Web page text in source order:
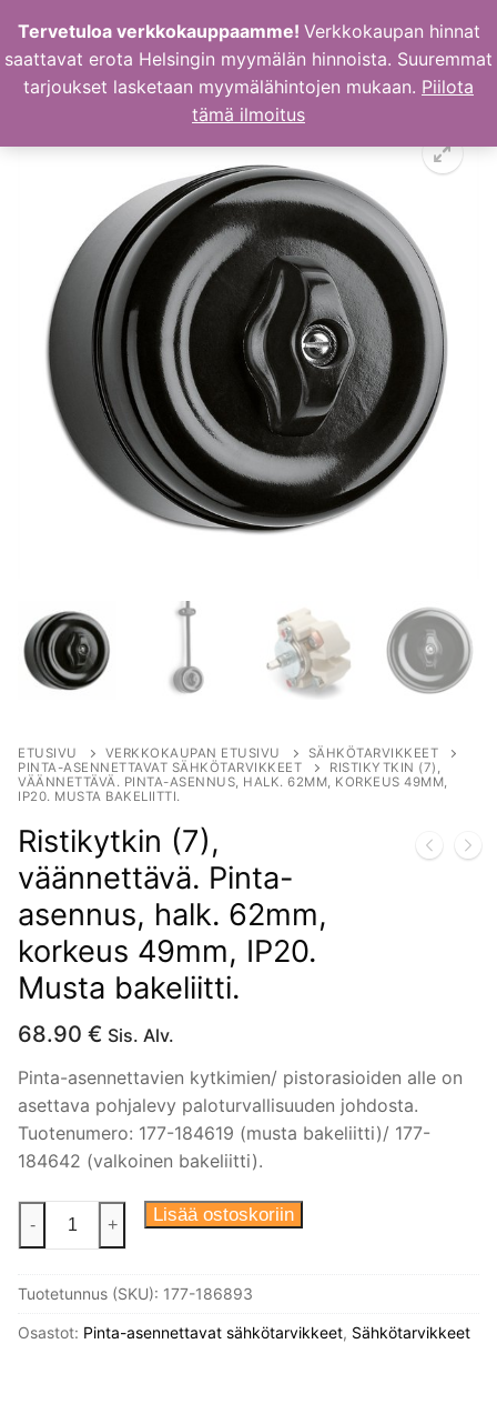
sisältöön
ETUSIVU VERKKOKAUPAN ETUSIVU
SÄHKÖTARVIKKEET
PINTA-ASENNETTAVAT SÄHKÖTARVIKKEET
RISTIKYTKIN (7),
VÄÄNNETTÄVÄ. PINTA-ASENNUS, HALK. 62MM, KORKEUS 49MM,
IP20. MUSTA BAKELIITTI.
Ristikytkin (7),
väännettävä. Pinta-
asennus, halk. 62mm,
korkeus 49mm, IP20.
Musta bakeliitti.
68.90 € Sis. Alv.
Pinta-asennettavien kytkimien/ pistorasioiden alle on
asettava pohjalevy paloturvallisuuden johdosta.
Tuotenumero: 177-184619 (musta bakeliitti)/ 177-
184642 (valkoinen bakeliitti).
Ristikytkin
Pinta-
asennus,
- + Lisää ostoskoriin
Tuotetunnus (SKU): 177-186893
Osastot: Pinta-asennettavat sähkötarvikkeet, Sähkötarvikkeet
Tervetuloa verkkokauppaamme! Verkkokaupan hinnat
saattavat erota Helsingin myymälän hinnoista. Suuremmat
tarjoukset lasketaan myymälähintojen mukaan. Piilota
tämä ilmoitus